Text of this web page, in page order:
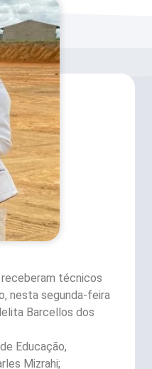
receberam técnicos
nesta segunda-feira
Barcellos dos
Educação,
Mizrahi;